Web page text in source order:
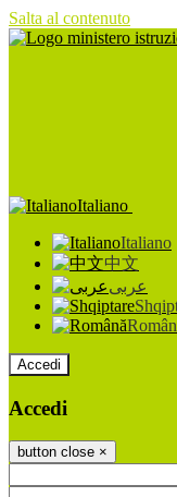
Salta al contenuto
Italiano
Italiano
中文
عربى
Accedi
Accedi
button close ×